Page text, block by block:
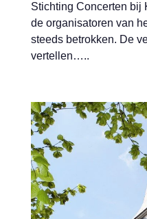
Stichting Concerten bij
de organisatoren van
steeds betrokken. De
vertellen…..